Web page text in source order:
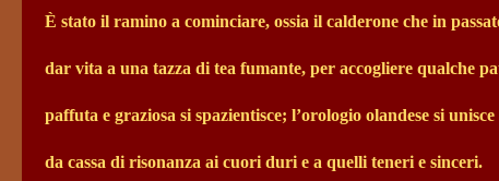
È stato il ramino a cominciare, ossia il calderone che in
dar vita a una tazza di tea fumante, per accogliere qualche
paffuta e graziosa si spazientisce; l’orologio olandese si
da cassa di risonanza ai cuori duri e a quelli teneri e sinceri.